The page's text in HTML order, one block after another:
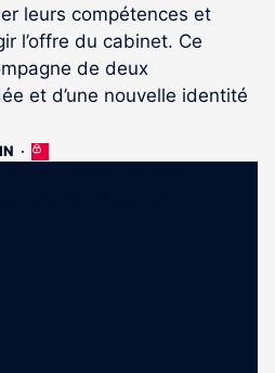
leurs compétences et
l’offre du cabinet. Ce
de deux
et d’une nouvelle identité
Cet